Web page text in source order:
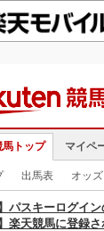
馬トップ マイペ
出馬表 オッズ
】パスキーログイ
】楽天競馬に登録